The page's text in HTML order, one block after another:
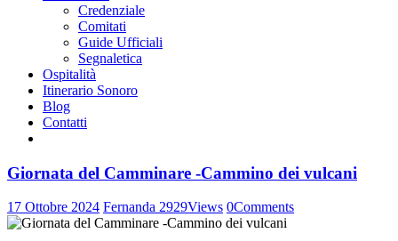
Credenziale
Comitati
Guide Ufficiali
Segnaletica
Ospitalità
Itinerario Sonoro
Blog
Contatti
Giornata del Camminare -Cammino dei vulcani
17 Ottobre 2024 Fernanda 2929Views 0Comments